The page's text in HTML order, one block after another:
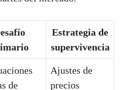
Estrategia de
supervivencia
de
Ajustes de
precios